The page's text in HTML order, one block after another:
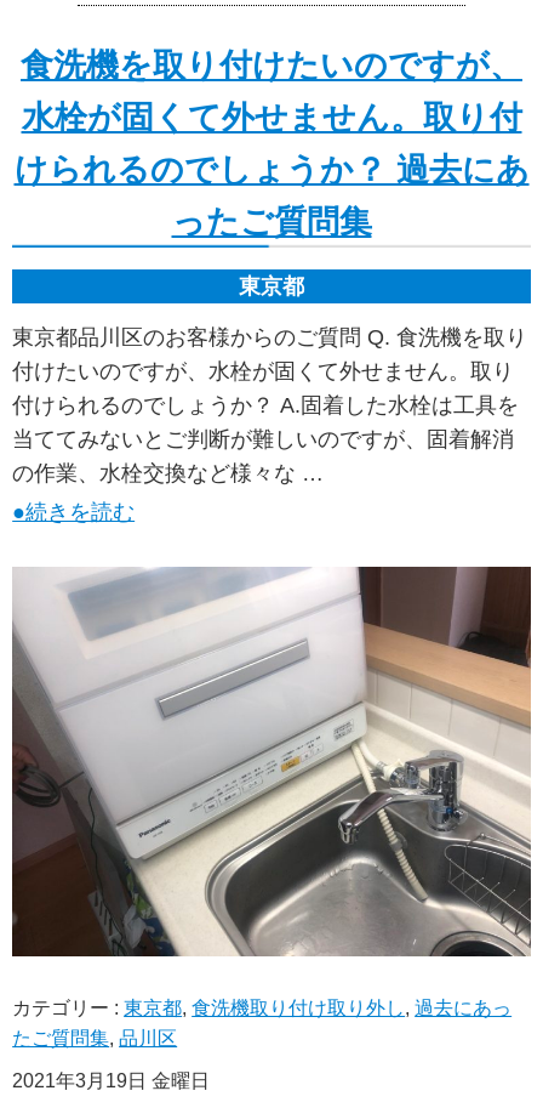
食洗機を取り付けたいのですが、
水栓が固くて外せません。取り付
けられるのでしょうか？ 過去にあ
ったご質問集
東京都
東京都品川区のお客様からのご質問 Q. 食洗機を取り
付けたいのですが、水栓が固くて外せません。取り
付けられるのでしょうか？ A.固着した水栓は工具を
当ててみないとご判断が難しいのですが、固着解消
の作業、水栓交換など様々な …
●続きを読む
カテゴリー :東京都,食洗機取り付け取り外し,過去にあっ
たご質問集,品川区
2021年3月19日 金曜日